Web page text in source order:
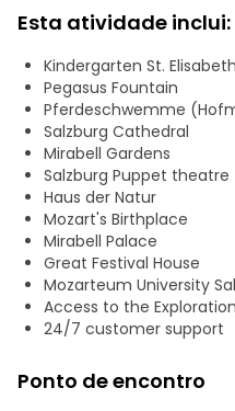
que só os residentes de
para fãs de história, família
Partindo dos Jardins
a uma média de cerca de
cada local demora cerca
percurso também passa
Salzburger
pela residência de Mozart.
desafio e receberás
AVISO LEGAL: Explorarás
Questo no teu telemóvel.
grupos de desconhecidos.
aproximadamente 3,9 km
concluído. Pode jogá-lo em
Esta atividade inclui:
Kindergarten St. Elisabeth
Pegasus Fountain
Pferdeschwemme
Salzburg Cathedral
Mirabell Gardens
Salzburg Puppet theatre
Haus der Natur
Mozart's Birthplace
Mirabell Palace
Great Festival House
Mozarteum University
Access to the
24/7 customer support
Ponto de encontro